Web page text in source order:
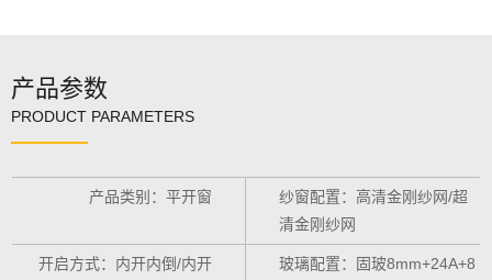
产品参数
PRODUCT PARAMETERS
产品类别：平开窗 纱窗配置： 高清金刚纱网/超
清金刚纱网
开启方式：内开内倒/内开
玻璃配置：固玻8mm+24A+8